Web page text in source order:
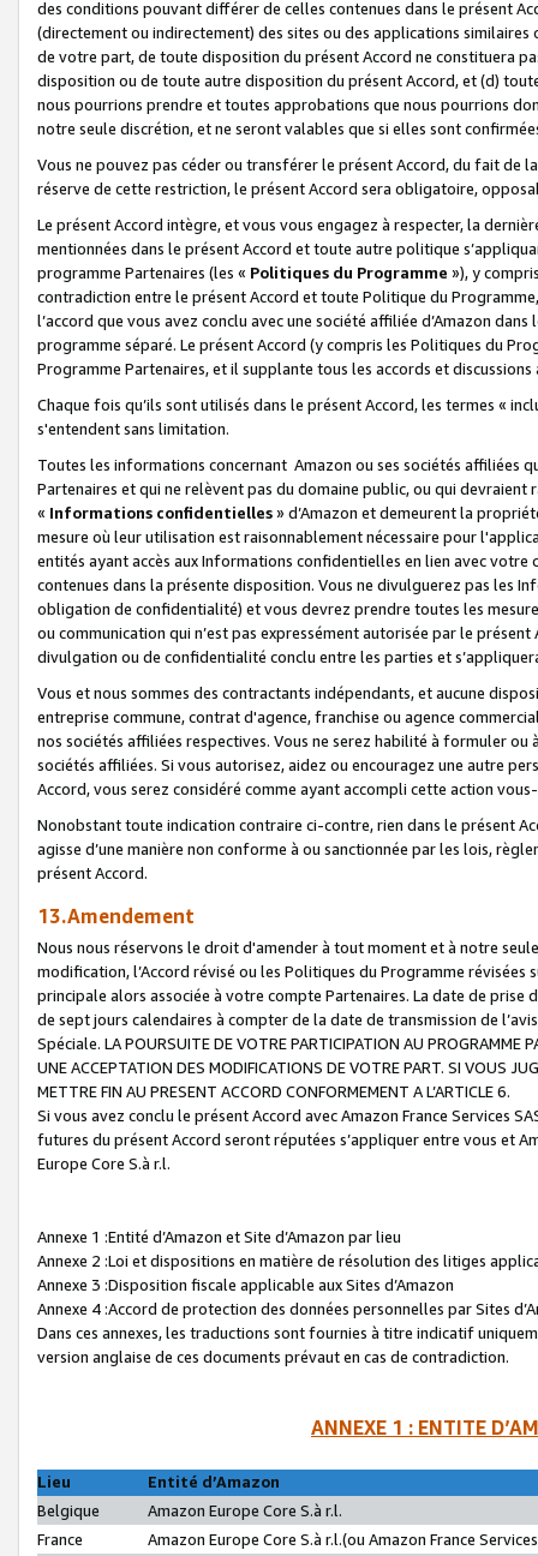
des conditions pouvant différer de celles contenues dans le présent
(directement ou indirectement) des sites ou des applications
de votre part, de toute disposition du présent Accord ne constituera
disposition ou de toute autre disposition du présent Accord, et (d)
nous pourrions prendre et toutes approbations que nous pourrions
notre seule discrétion, et ne seront valables que si elles sont
Vous ne pouvez pas céder ou transférer le présent Accord, du fait de
réserve de cette restriction, le présent Accord sera obligatoire,
Le présent Accord intègre, et vous vous engagez à respecter, la
mentionnées dans le présent Accord et toute autre politique
programme Partenaires (les « Politiques du Programme »), y
contradiction entre le présent Accord et toute Politique du
l’accord que vous avez conclu avec une société affiliée d’Amazon
programme séparé. Le présent Accord (y compris les Politiques du
Programme Partenaires, et il supplante tous les accords et discussions
Chaque fois qu’ils sont utilisés dans le présent Accord, les termes «
s'entendent sans limitation.
Toutes les informations concernant Amazon ou ses sociétés affiliées
Partenaires et qui ne relèvent pas du domaine public, ou qui
« Informations confidentielles» d’Amazon et demeurent la
mesure où leur utilisation est raisonnablement nécessaire pour
entités ayant accès aux Informations confidentielles en lien avec
contenues dans la présente disposition. Vous ne divulguerez pas les
obligation de confidentialité) et vous devrez prendre toutes les
ou communication qui n’est pas expressément autorisée par le
divulgation ou de confidentialité conclu entre les parties et
Vous et nous sommes des contractants indépendants, et aucune
entreprise commune, contrat d'agence, franchise ou agence
nos sociétés affiliées respectives. Vous ne serez habilité à formuler
sociétés affiliées. Si vous autorisez, aidez ou encouragez une autre
Accord, vous serez considéré comme ayant accompli cette action
Nonobstant toute indication contraire ci-contre, rien dans le présent
agisse d’une manière non conforme à ou sanctionnée par les lois,
présent Accord.
13.Amendement
Nous nous réservons le droit d'amender à tout moment et à notre
modification, l’Accord révisé ou les Politiques du Programme
principale alors associée à votre compte Partenaires. La date de
de sept jours calendaires à compter de la date de transmission de
Spéciale. LA POURSUITE DE VOTRE PARTICIPATION AU PROGRAMME
UNE ACCEPTATION DES MODIFICATIONS DE VOTRE PART. SI VOUS
METTRE FIN AU PRESENT ACCORD CONFORMEMENT A L’ARTICLE 6.
Si vous avez conclu le présent Accord avec Amazon France Services
futures du présent Accord seront réputées s’appliquer entre vous et
Europe Core S.à r.l.
Annexe 1 :Entité d’Amazon et Site d’Amazon par lieu
Annexe 2 :Loi et dispositions en matière de résolution des litiges
Annexe 3 :Disposition fiscale applicable aux Sites d’Amazon
Annexe 4 :Accord de protection des données personnelles par Sites
Dans ces annexes, les traductions sont fournies à titre indicatif
version anglaise de ces documents prévaut en cas de contradiction.
ANNEXE 1 : ENTITE
Lieu
Entité d’Amazon
Belgique
Amazon Europe Core S.à r.l.
France
Amazon Europe Core S.à r.l.(ou Amazon France